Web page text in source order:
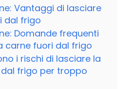
Vantaggi di lasciare
dal frigo
Domande frequenti
carne fuori dal frigo
i rischi di lasciare la
frigo per troppo